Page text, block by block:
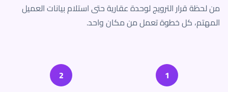
من لحظة قرار الترويج لوحدة عقارية حتى استلام بيانات العميل
المهتم، كل خطوة تعمل من مكان واحد.
1
2